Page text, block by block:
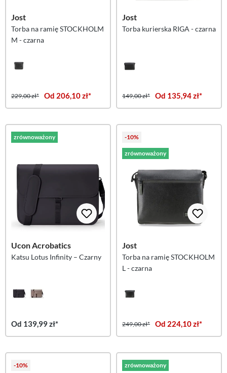
Jost
Torba na ramię STOCKHOLM
M - czarna
229,00 zł* Od 206,10 zł*
Jost
Torba kurierska RIGA - czarna
149,00 zł* Od 135,94 zł*
zrównoważony
Ucon Acrobatics
Katsu Lotus Infinity – Czarny
Od 139,99 zł*
-10%
zrównoważony
Jost
Torba na ramię STOCKHOLM
L - czarna
249,00 zł* Od 224,10 zł*
-10% zrównoważony